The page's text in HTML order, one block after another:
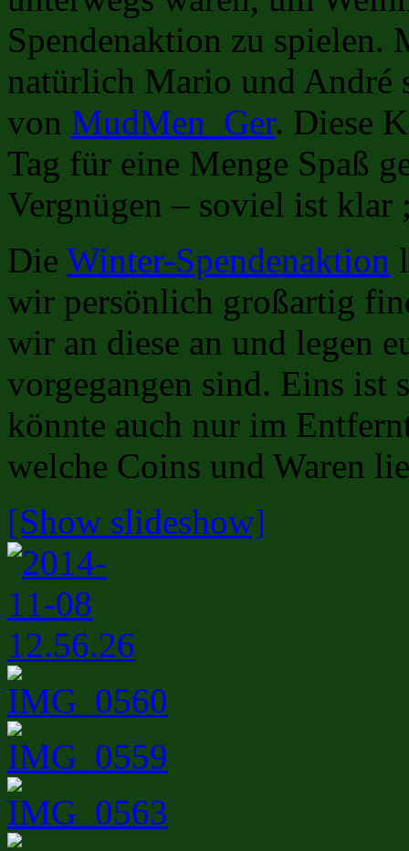
Spendenaktion zu spielen.
natürlich Mario und André
von MudMen_Ger. Diese
Tag für eine Menge Spaß
Vergnügen – soviel ist klar
Die Winter-Spendenaktion
wir persönlich großartig
wir an diese an und legen
vorgegangen sind. Eins ist
könnte auch nur im
welche Coins und Waren
[Show slideshow]